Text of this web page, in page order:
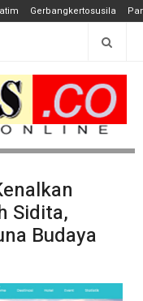
Gerbangkertosusila
Sidita,
Budaya